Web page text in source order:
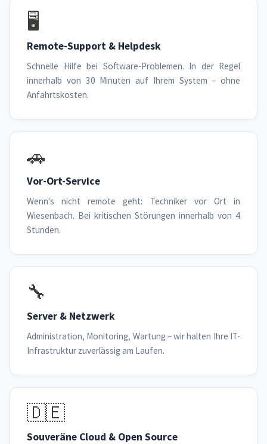
🖥️
Remote-Support & Helpdesk
Schnelle Hilfe bei Software-Problemen. In der Regel
innerhalb von 30 Minuten auf Ihrem System – ohne
Anfahrtskosten.
🚗
Vor-Ort-Service
Wenn's nicht remote geht: Techniker vor Ort in
Wiesenbach. Bei kritischen Störungen innerhalb von 4
Stunden.
🔧
Server & Netzwerk
Administration, Monitoring, Wartung – wir halten Ihre IT-
Infrastruktur zuverlässig am Laufen.
🇩🇪
Souveräne Cloud & Open Source